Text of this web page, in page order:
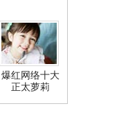
爆红网络十大
正太萝莉